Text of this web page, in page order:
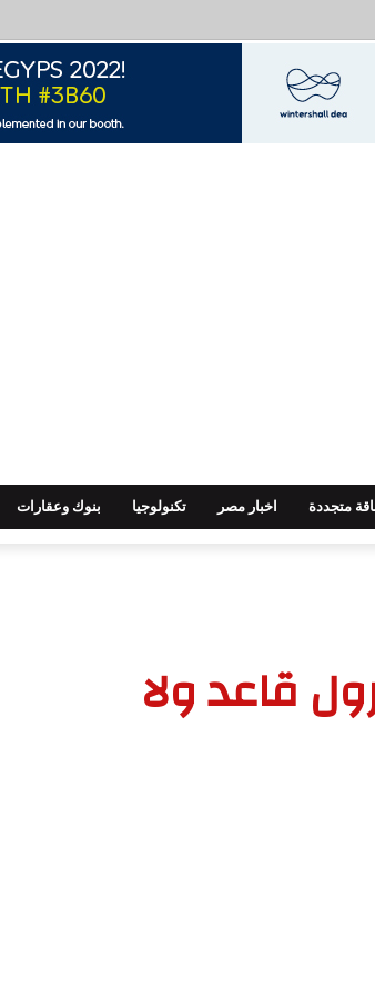
متجددة اخبار مصر تكنولوجيا بنوك وعقارات
قاعد ولا